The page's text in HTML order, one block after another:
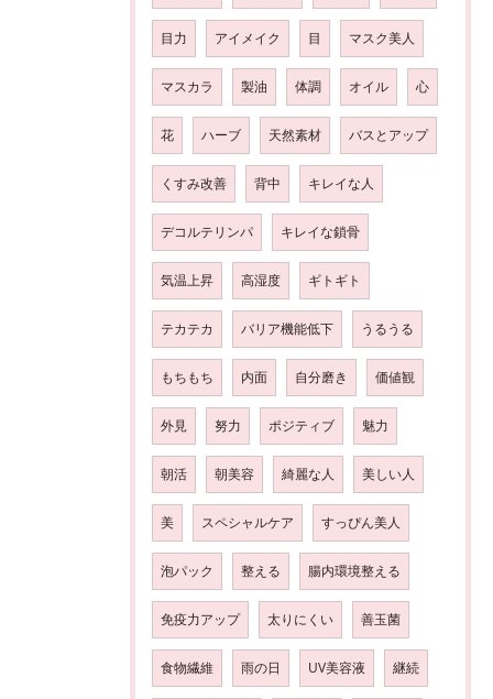
目力 アイメイク 目 マスク美人
マスカラ 製油 体調 オイル 心
花 ハーブ 天然素材 バスとアップ
くすみ改善 背中 キレイな人
デコルテリンパ キレイな鎖骨
気温上昇 高湿度 ギトギト
テカテカ バリア機能低下 うるうる
もちもち 内面 自分磨き 価値観
外見 努力 ポジティブ 魅力
朝活 朝美容 綺麗な人 美しい人
美 スペシャルケア すっぴん美人
泡パック 整える 腸内環境整える
免疫力アップ 太りにくい 善玉菌
食物繊維 雨の日 UV美容液 継続